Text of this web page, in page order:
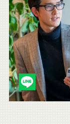
ち
ら
も
チ
ェ